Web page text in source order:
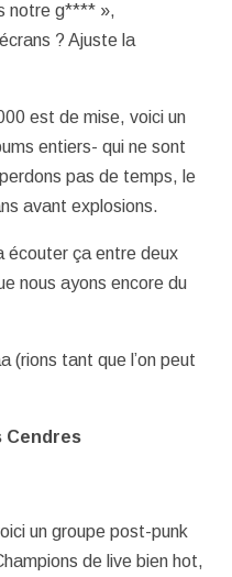
notre g**** »,
? Ajuste la
est de mise, voici un
entiers- qui ne sont
pas de temps, le
avant explosions.
écouter ça entre deux
nous ayons encore du
(rions tant que l’on peut
Cendres
un groupe post-punk
de live bien hot,